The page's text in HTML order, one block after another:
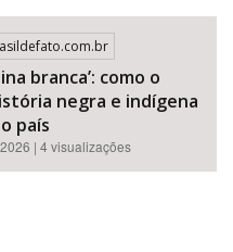
branca’: como o
negra e indígena
país
| 4 visualizações